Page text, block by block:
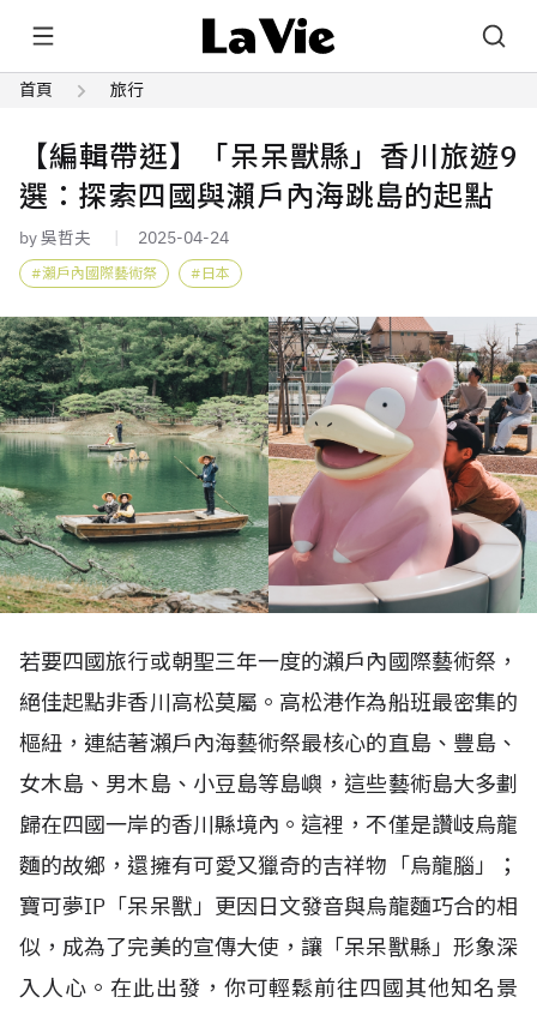
首頁 旅行
【編輯帶逛】「呆呆獸縣」香川旅遊9
選：探索四國與瀨戶內海跳島的起點
by 吳哲夫 2025-04-24
瀨戶內國際藝術祭 日本
若要四國旅行或朝聖三年一度的瀨戶內國際藝術祭，
絕佳起點非香川高松莫屬。高松港作為船班最密集的
樞紐，連結著瀨戶內海藝術祭最核心的直島、豐島、
女木島、男木島、小豆島等島嶼，這些藝術島大多劃
歸在四國一岸的香川縣境內。這裡，不僅是讚岐烏龍
麵的故鄉，還擁有可愛又獵奇的吉祥物「烏龍腦」；
寶可夢IP 「呆呆獸」更因日文發音與烏龍麵巧合的相
似，成為了完美的宣傳大使，讓「呆呆獸縣」形象深
入人心。在此出發，你可輕鬆前往四國其他知名景